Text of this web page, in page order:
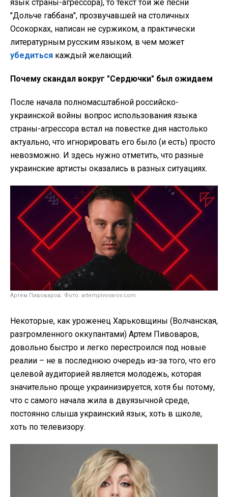
язык страны-агрессора), то текст той же песни
"Дольче габбана", прозвучавшей на столичных
Осокорках, написан не суржиком, а практически
литературным русским языком, в чем может
убедиться каждый желающий.
Почему скандал вокруг "Сердючки" был ожидаем
После начала полномасштабной российско-
украинской войны вопрос использования языка
страны-агрессора встал на повестке дня настолько
актуально, что игнорировать его было (и есть) просто
невозможно. И здесь нужно отметить, что разные
украинские артисты оказались в разных ситуациях.
Артем Пивоваров. Фото: artempivovarov.com
Некоторые, как уроженец Харьковщины (Волчанская,
разгромленного оккупантами) Артем Пивоваров,
довольно быстро и легко перестроился под новые
реалии – не в последнюю очередь из-за того, что его
целевой аудиторией является молодежь, которая
значительно проще украинизируется, хотя бы потому,
что с самого начала жила в двуязычной среде,
постоянно слыша украинский язык, хоть в школе,
хоть по телевизору.